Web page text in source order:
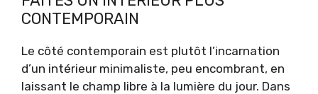
CONTEMPORAIN
Le côté contemporain est plutôt l’incarnation
d’un intérieur minimaliste, peu encombrant, en
laissant le champ libre à la lumière du jour. Dans